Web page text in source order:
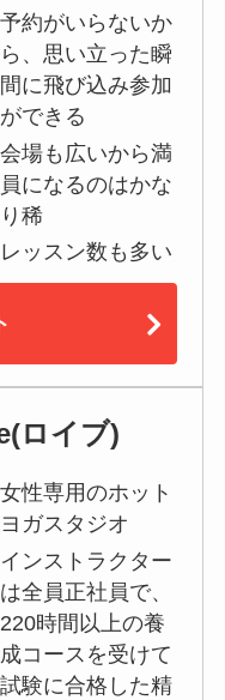
予約がいらないか
ら、思い立った瞬
間に飛び込み参加
ができる
会場も広いから満
員になるのはかな
り稀
レッスン数も多い
ロイブ)
女性専用のホット
ヨガスタジオ
インストラクター
は全員正社員で、
220時間以上の養
成コースを受けて
試験に合格した精